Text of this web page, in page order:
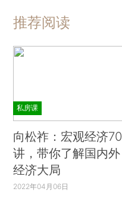
推荐阅读
私房课
向松祚：宏观经济70
讲，带你了解国内外
经济大局
2022年04月06日